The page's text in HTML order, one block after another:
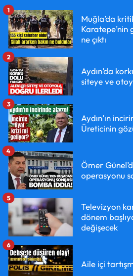
Muğla’da
ne çıktı
1
Aydın’da
siteye ve
2
Aydın’ın
Üreticinin
3
Ömer
operasyonu
4
Televizyon
dönem
değişecek
5
Aile içi
6